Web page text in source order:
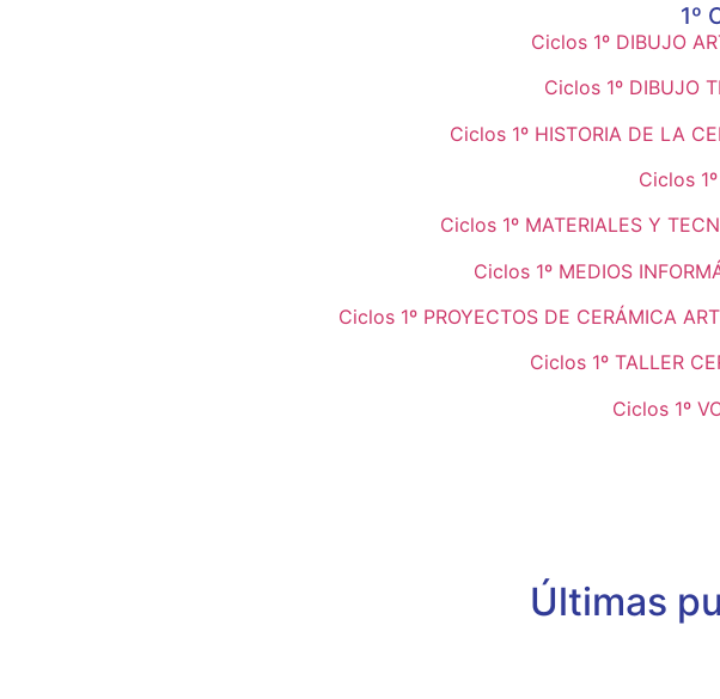
1º
Ciclos 1º DIBUJO
Ciclos 1º DIBUJO
Ciclos 1º HISTORIA DE LA
Ciclos
Ciclos 1º MATERIALES Y
Ciclos 1º MEDIOS
Ciclos 1º PROYECTOS DE CERÁMICA
Ciclos 1º TALLER
Ciclos 1º
Últimas